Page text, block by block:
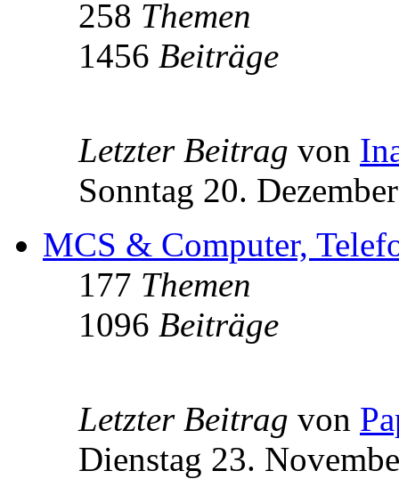
258 Themen
1456 Beiträge
Letzter Beitrag von
Sonntag 20.
MCS & Computer,
177 Themen
1096 Beiträge
Letzter Beitrag von
Dienstag 23.